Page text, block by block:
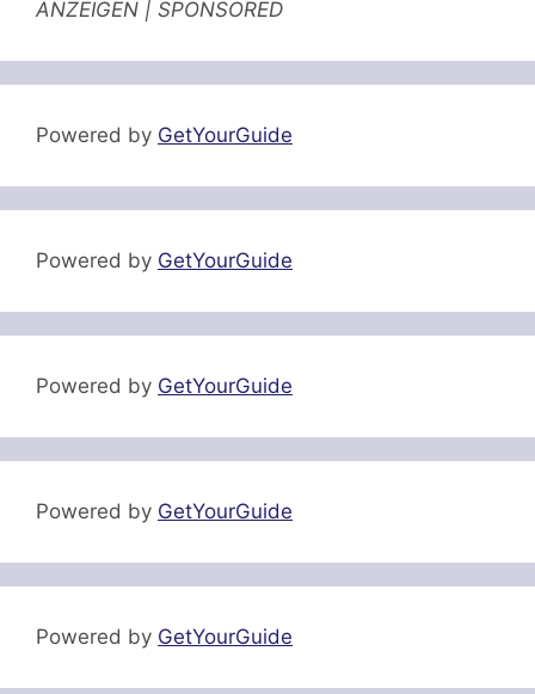
ANZEIGEN | SPONSORED
Powered by GetYourGuide
Powered by GetYourGuide
Powered by GetYourGuide
Powered by GetYourGuide
Powered by GetYourGuide